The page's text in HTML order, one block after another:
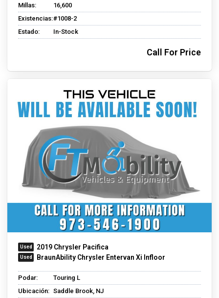
Millas:
16,600
Existencias:#1008-2
Estado:
In-Stock
Call For Price
2019 Chrysler Pacifica
BraunAbility Chrysler Entervan Xi Infloor
Podar:
Touring L
Ubicación: Saddle Brook, NJ